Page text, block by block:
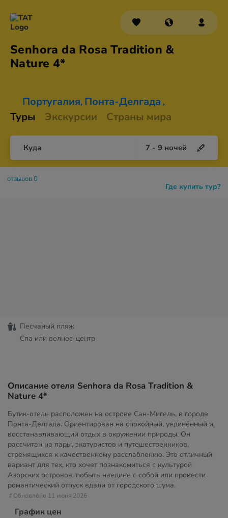
Senhora da Rosa Tradition &
Nature 4*
Португалия, Понта-Делгада ,
Туры Экскурсии Страны мира
Куда 7 - 9 ночей
Где купить тур?
отзывов 0
Песчаный пляж
Спа или велнес-центр
Описание отеля Senhora da Rosa Tradition &
Nature 4*
Бутик-отель расположен на острове Сан-Мигель, в городе
Понта-Делгада. Ориентирован на спокойный, уединённый и
восстанавливающий отдых в окружении природы. Он
рассчитан на пары, экотуристов и путешественников,
стремящихся к качественному расслаблению. Это отличный
вариант для тех, кто хочет познакомиться с культурой
Азорских островов, побыть наедине с собой или провести
романтический отпуск вдали от городского шума.
// Обновлено 11 июня 2026
График цен